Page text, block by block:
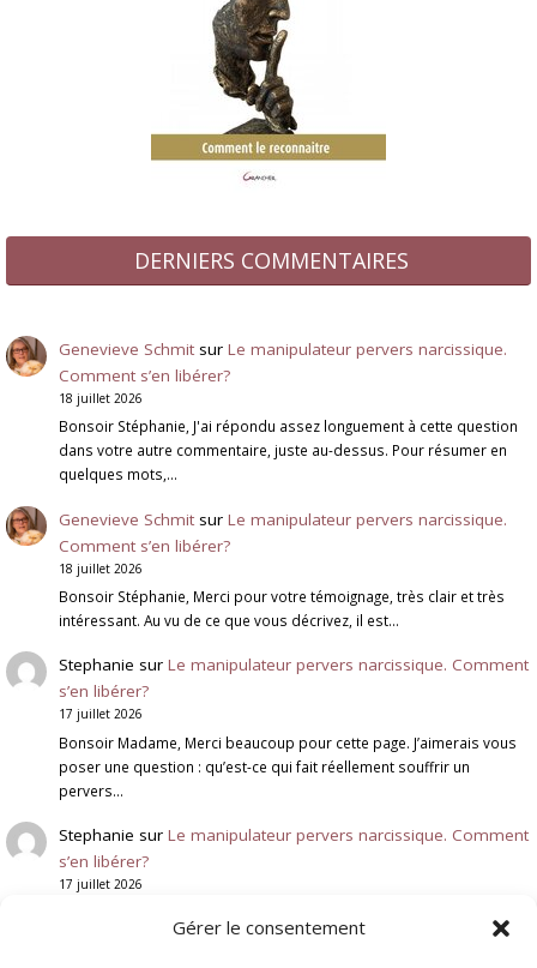
Gérer le consentement
DERNIERS COMMENTAIRES
Genevieve Schmitsur Le manipulateur pervers narcissique.
Comment s’en libérer?
18 juillet 2026
Bonsoir Stéphanie, J'ai répondu assez longuement à cette question
dans votre autre commentaire, juste au-dessus. Pour résumer en
quelques mots,…
Genevieve Schmitsur Le manipulateur pervers narcissique.
Comment s’en libérer?
18 juillet 2026
Bonsoir Stéphanie, Merci pour votre témoignage, très clair et très
intéressant. Au vu de ce que vous décrivez, il est…
Stephanie sur Le manipulateur pervers narcissique. Comment
s’en libérer?
17 juillet 2026
Bonsoir Madame, Merci beaucoup pour cette page. J’aimerais vous
poser une question : qu’est-ce qui fait réellement souffrir un
pervers…
Stephanie sur Le manipulateur pervers narcissique. Comment
s’en libérer?
17 juillet 2026
vraiment quelque chose qui le touche ? qu'est…